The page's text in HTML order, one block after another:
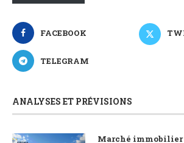
FACEBOOK
TELEGRAM
ANALYSES ET PRÉVISIONS
Marché